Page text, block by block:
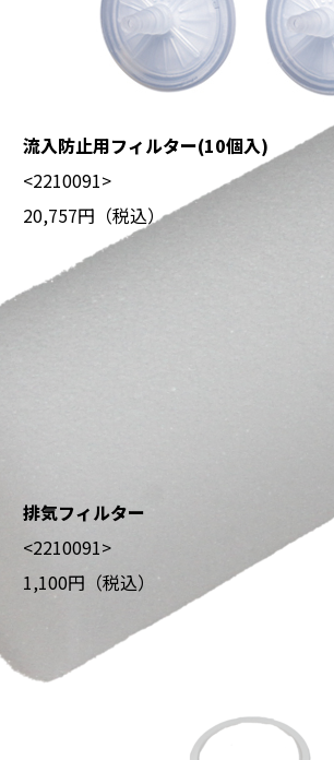
流入防止用フィルター(10個入)
<2210091>
20,757円（税込）
排気フィルター
<2210091>
1,100円（税込）